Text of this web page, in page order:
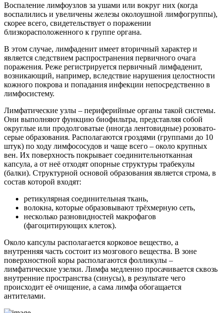
Воспаление лимфоузлов за ушами или вокруг них (когда
воспалились и увеличены железы околоушной лимфогруппы),
скорее всего, свидетельствует о поражении
близкорасположенного к группе органа.
В этом случае, лимфаденит имеет вторичный характер и
является следствием распространения первичного очага
поражения. Реже регистрируется первичный лимфаденит,
возникающий, например, вследствие нарушения целостности
кожного покрова и попадания инфекции непосредственно в
лимфосистему.
Лимфатические узлы – периферийные органы такой системы.
Они выполняют функцию биофильтра, представляя собой
округлые или продолговатые (иногда лентовидные) розовато-
серые образования. Располагаются гроздями (группами до 10
штук) по ходу лимфососудов и чаще всего – около крупных
вен. Их поверхность покрывает соединительнотканная
капсула, а от неё отходят опорные структуры трабекулы
(балки). Структурной основой образования является строма, в
состав которой входят:
ретикулярная соединительная ткань,
волокна, которые образовывают трёхмерную сеть,
несколько разновидностей макрофагов
(фагоцитирующих клеток).
Около капсулы располагается корковое вещество, а
внутренняя часть состоит из мозгового вещества. В зоне
поверхностной коры располагаются фолликулы –
лимфатические узелки. Лимфа медленно просачивается сквозь
внутренние пространства (синусы), в результате чего
происходит её очищение, а сама лимфа обогащается
антителами.